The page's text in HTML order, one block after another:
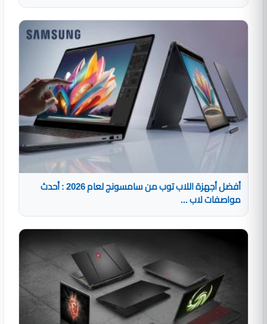
أفضل أجهزة اللاب توب من سامسونج لعام 2026 : أحدث
مواصفات لاب ...